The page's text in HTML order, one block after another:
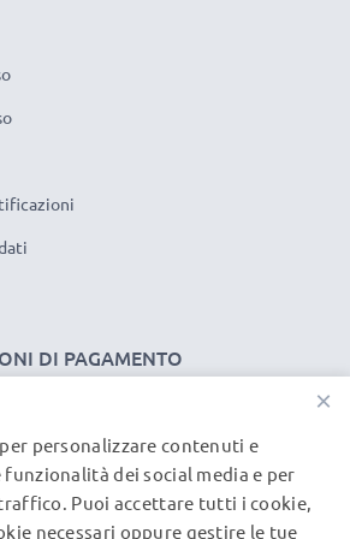
USB
A
(max): 480 MBit/s - USB 2.0
/ ricarica dall'ottimo rapporto
certificata, per questo diamo 3
DI PAGAMENTO
DI SPEDIZIONE
×
personalizzare contenuti e
dei social media e per
Puoi accettare tutti i cookie,
necessari oppure gestire le tue